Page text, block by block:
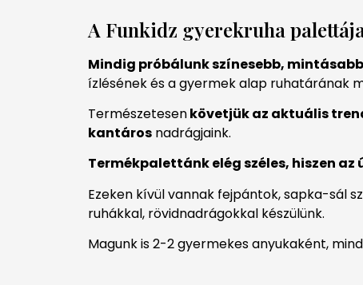
A Funkidz gyerekruha
Mindig próbálunk színesebb,
ízlésének és a gyermek alap ruhatárának
Természetesenkövetjük az aktuális
kantáros nadrágjaink.
Termékpalettánk elég széles, hiszen
Ezeken kívül vannak fejpántok, sapka-sál
ruhákkal, rövidnadrágokkal készülünk.
Magunk is 2-2 gyermekes anyukaként,